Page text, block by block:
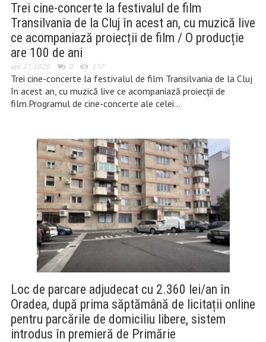
Trei cine-concerte la festivalul de film
Transilvania de la Cluj în acest an, cu muzică live
ce acompaniază proiecții de film / O producție
are 100 de ani
apr. 27, 2026 0 157
Trei cine-concerte la festivalul de film Transilvania de la Cluj
în acest an, cu muzică live ce acompaniază proiecții de
film.Programul de cine-concerte ale celei…
Loc de parcare adjudecat cu 2.360 lei/an în
Oradea, după prima săptămână de licitații online
pentru parcările de domiciliu libere, sistem
introdus în premieră de Primărie